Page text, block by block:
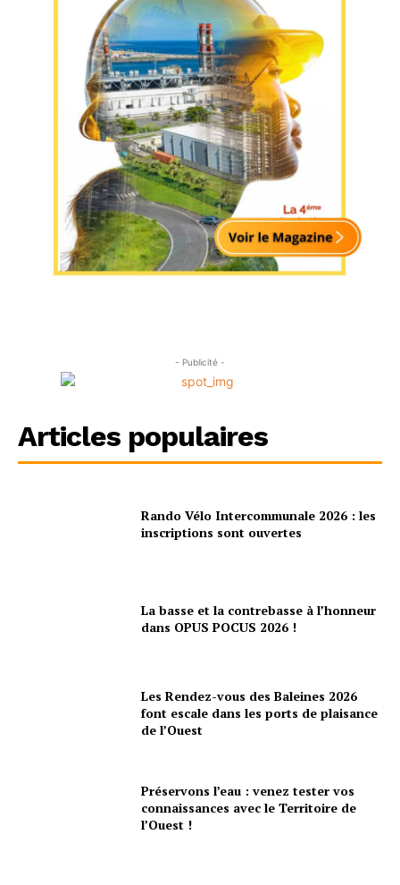
- Publicité -
Articles populaires
Rando Vélo Intercommunale 2026 : les
inscriptions sont ouvertes
La basse et la contrebasse à l’honneur
dans OPUS POCUS 2026 !
Les Rendez-vous des Baleines 2026
font escale dans les ports de plaisance
de l’Ouest
Préservons l’eau : venez tester vos
connaissances avec le Territoire de
l’Ouest !